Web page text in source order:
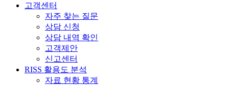
고객센터
자주 찾는 질문
상담 신청
상담 내역 확인
고객제안
신고센터
RISS 활용도 분석
자료 현황 통계